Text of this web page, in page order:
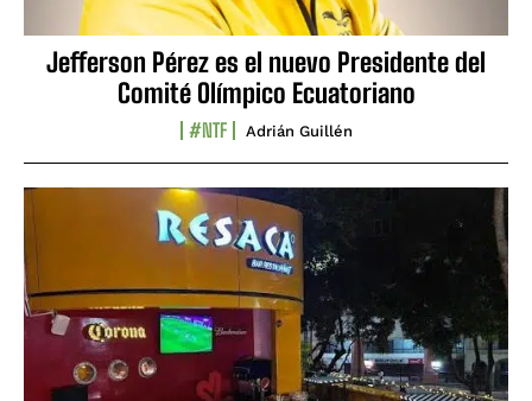
Jefferson Pérez es el nuevo Presidente del
Comité Olímpico Ecuatoriano
#NTF Adrián Guillén